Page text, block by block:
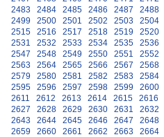
2483
2484 2485 2486 2487 2488
2499
2500 2501 2502 2503 2504
2515
2516 2517 2518 2519 2520
2531
2532 2533 2534 2535 2536
2547
2548 2549 2550 2551 2552
2563
2564 2565 2566 2567 2568
2579
2580 2581 2582 2583 2584
2595
2596 2597 2598 2599 2600
2611
2612 2613 2614 2615 2616
2627
2628 2629 2630 2631 2632
2643
2644 2645 2646 2647 2648
2659
2660 2661 2662 2663 2664